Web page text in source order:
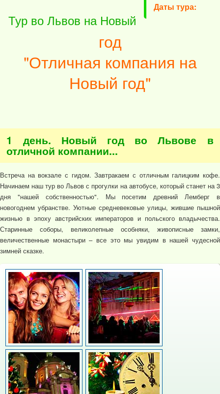
Даты тура:
Тур во Львов на Новый
год
"Отличная компания на
Новый год"
1 день. Новый год во Львове в
отличной компании...
Встреча на вокзале с гидом. Завтракаем с отличным галицким кофе.
Начинаем наш тур во Львов с прогулки на автобусе, который станет на 3
дня "нашей собственностью". Мы посетим древний Лемберг в
новогоднем убранстве. Уютные средневековые улицы, жившие пышной
жизнью в эпоху австрийских императоров и польского владычества.
Старинные соборы, великолепные особняки, живописные замки,
величественные монастыри – все это мы увидим в нашей чудесной
зимней сказке.